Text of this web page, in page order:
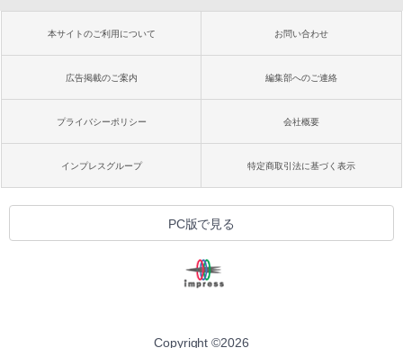
本サイトのご利用について お問い合わせ
広告掲載のご案内 編集部へのご連絡
プライバシーポリシー 会社概要
インプレスグループ 特定商取引法に基づく表示
PC版で見る
Copyright ©2026